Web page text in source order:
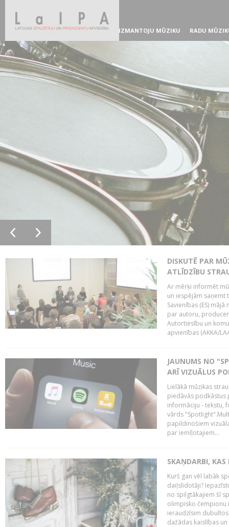
IZMANTOJU MŪZIKU RADU
DISKUTĒ PAR
ATLĪDZĪBU
Ar mērķi informēt
un iespējām saņemt
Savienības (ES)
par autoru,
Autortiesību un
apvienības (AKKA/
JAUNUMS NO
ARĪ VIZUĀLUS
Lielākā mūzikas
piedāvās podkāstus
informāciju - tekstu,
vārds
papildinošiem
par iemīļotajiem...
SKAŅDARBI,
Kurš gan vēl labāk
daiļslidotāji?
no spilgtākajiem šī
olimpisko čempionu
ieraudzīsim
dažādas kaislības